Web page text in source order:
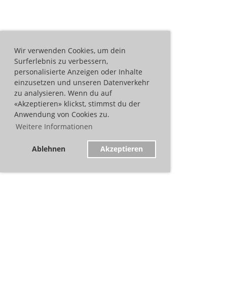
Wir verwenden Cookies, um dein
Surferlebnis zu verbessern,
personalisierte Anzeigen oder Inhalte
einzusetzen und unseren Datenverkehr
zu analysieren. Wenn du auf
«Akzeptieren» klickst, stimmst du der
Anwendung von Cookies zu.
Weitere Informationen
Ablehnen Akzeptieren